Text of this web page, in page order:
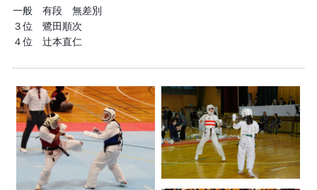
一般 有段 無差別
３位 鷺田順次
４位 辻本直仁